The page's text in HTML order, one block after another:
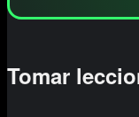
Tomar